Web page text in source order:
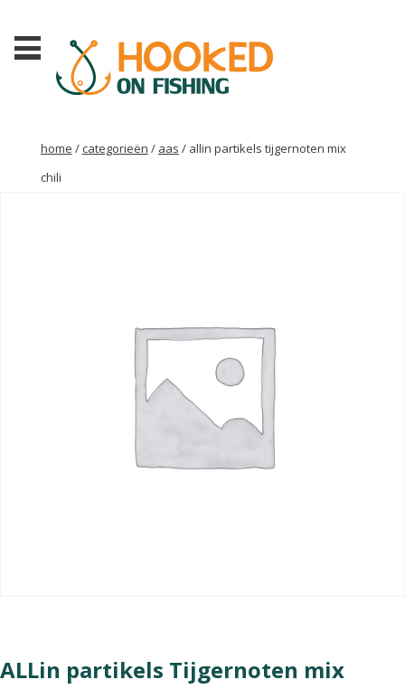
home / categorieën / aas / allin partikels tijgernoten mix
chili
ALLin partikels Tijgernoten mix